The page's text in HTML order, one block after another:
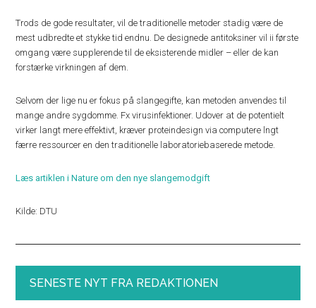
Trods de gode resultater, vil de traditionelle metoder stadig være de
mest udbredte et stykke tid endnu. De designede antitoksiner vil ii første
omgang være supplerende til de eksisterende midler – eller de kan
forstærke virkningen af dem.
Selvom der lige nu er fokus på slangegifte, kan metoden anvendes til
mange andre sygdomme. Fx virusinfektioner. Udover at de potentielt
virker langt mere effektivt, kræver proteindesign via computere lngt
færre ressourcer en den traditionelle laboratoriebaserede metode.
Læs artiklen i Nature om den nye slangemodgift
Kilde: DTU
SENESTE NYT FRA REDAKTIONEN